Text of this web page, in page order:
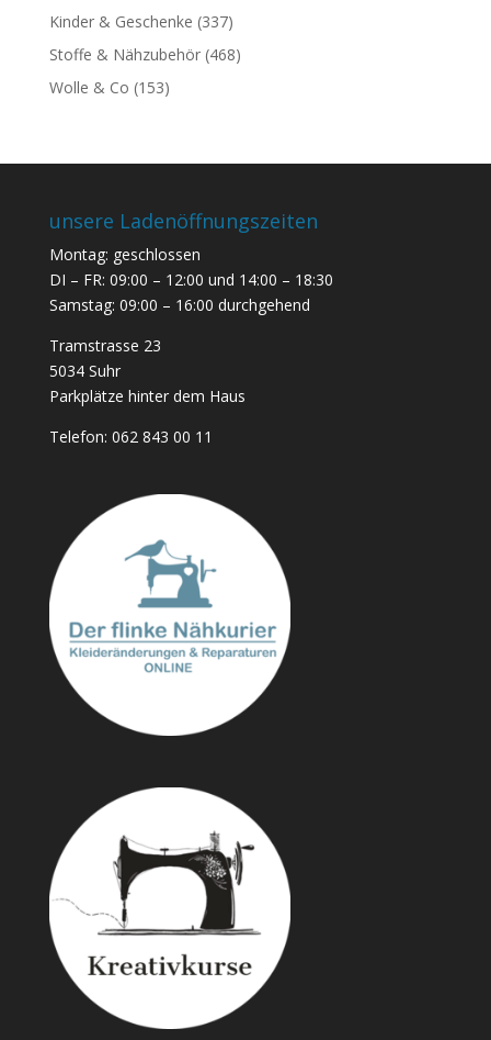
Kinder & Geschenke (337)
Stoffe & Nähzubehör (468)
Wolle & Co (153)
unsere Ladenöffnungszeiten
Montag: geschlossen
DI – FR: 09:00 – 12:00 und 14:00 – 18:30
Samstag: 09:00 – 16:00 durchgehend
Tramstrasse 23
5034 Suhr
Parkplätze hinter dem Haus
Telefon: 062 843 00 11